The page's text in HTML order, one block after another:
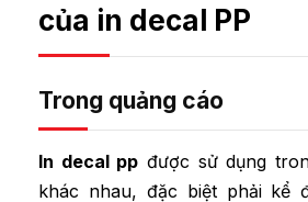
của in decal PP
Trong quảng cáo
In decal pp được sử dụng
khác nhau, đặc biệt phải kể